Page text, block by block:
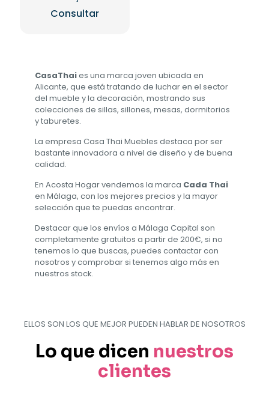
Consultar
CasaThaies una marca joven ubicada en
Alicante, que está tratando de luchar en el sector
del mueble y la decoración, mostrando sus
colecciones de sillas, sillones, mesas, dormitorios
y taburetes.
La empresa Casa Thai Muebles destaca por ser
bastante innovadora a nivel de diseño y de buena
calidad.
En Acosta Hogar vendemos la marca Cada Thai
en Málaga, con los mejores precios y la mayor
selección que te puedas encontrar.
Destacar que los envíos a Málaga Capital son
completamente gratuitos a partir de 200€, si no
tenemos lo que buscas, puedes contactar con
nosotros y comprobar si tenemos algo más en
nuestros stock.
ELLOS SON LOS QUE MEJOR PUEDEN HABLAR DE NOSOTROS
Lo que dicen nuestros
clientes